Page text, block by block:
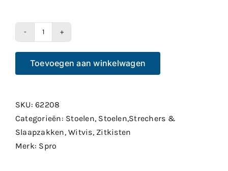
Blackthorne
Supa
aantal
Toevoegen aan winkelwagen
SKU:62208
Categorieën: Stoelen, Stoelen,Strechers &
Slaapzakken,Witvis, Zitkisten
Merk: Spro